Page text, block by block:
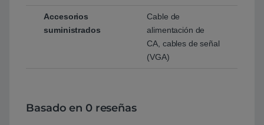
Accesorios
suministrados
Cable de
alimentación de
CA, cables de señal
(VGA)
Basado en 0 reseñas